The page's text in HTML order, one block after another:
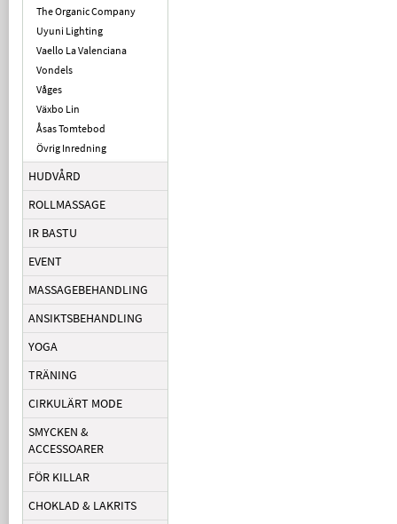
The Organic Company
Uyuni Lighting
Vaello La Valenciana
Vondels
Våges
Växbo Lin
Åsas Tomtebod
Övrig Inredning
HUDVÅRD
ROLLMASSAGE
IR BASTU
EVENT
MASSAGEBEHANDLING
ANSIKTSBEHANDLING
YOGA
TRÄNING
CIRKULÄRT MODE
SMYCKEN &
ACCESSOARER
FÖR KILLAR
CHOKLAD & LAKRITS